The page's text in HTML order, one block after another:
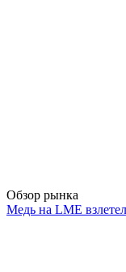
Обзор рынка
Медь на LME